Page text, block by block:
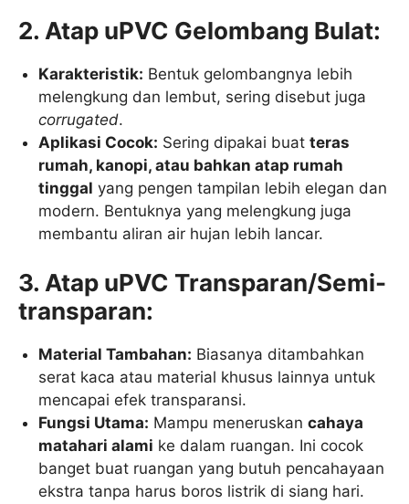
2. Atap uPVC Gelombang Bulat:
Karakteristik: Bentuk gelombangnya lebih
melengkung dan lembut, sering disebut juga
corrugated.
Aplikasi Cocok: Sering dipakai buatteras
rumah, kanopi, atau bahkan atap rumah
tinggal yang pengen tampilan lebih elegan dan
modern. Bentuknya yang melengkung juga
membantu aliran air hujan lebih lancar.
3. Atap uPVC Transparan/Semi-
transparan:
Material Tambahan: Biasanya ditambahkan
serat kaca atau material khusus lainnya untuk
mencapai efek transparansi.
Fungsi Utama: Mampu meneruskancahaya
matahari alami ke dalam ruangan. Ini cocok
banget buat ruangan yang butuh pencahayaan
ekstra tanpa harus boros listrik di siang hari.